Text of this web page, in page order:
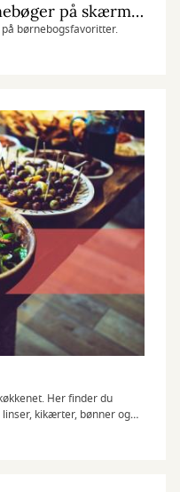
Ikoniske figurer fra børnebøger på skærmen
børnebogsfavoritter.
Her finder du
kikærter, bønner og